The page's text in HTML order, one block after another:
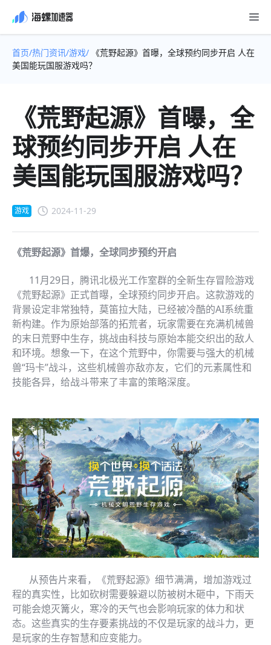
首页/热门资讯/游戏/ 《荒野起源》首曝，全球预约同步开启 人在
美国能玩国服游戏吗？
《荒野起源》首曝，全
球预约同步开启 人在
美国能玩国服游戏吗？
游戏 2024-11-29
《荒野起源》首爆，全球同步预约开启
11月29日，腾讯北极光工作室群的全新生存冒险游戏
《荒野起源》正式首曝，全球预约同步开启。这款游戏的
背景设定非常独特，莫笛拉大陆，已经被冷酷的AI系统重
新构建。作为原始部落的拓荒者，玩家需要在充满机械兽
的末日荒野中生存，挑战由科技与原始本能交织出的敌人
和环境。想象一下，在这个荒野中，你需要与强大的机械
兽“玛卡”战斗，这些机械兽亦敌亦友，它们的元素属性和
技能各异，给战斗带来了丰富的策略深度。
从预告片来看，《荒野起源》细节满满，增加游戏过
程的真实性，比如砍树需要躲避以防被树木砸中，下雨天
可能会熄灭篝火，寒冷的天气也会影响玩家的体力和状
态。这些真实的生存要素挑战的不仅是玩家的战斗力，更
是玩家的生存智慧和应变能力。